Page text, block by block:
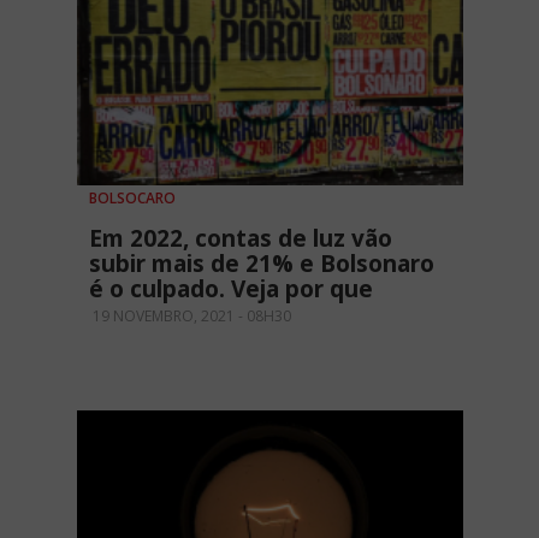
BOLSOCARO
Em 2022, contas de luz vão
subir mais de 21% e Bolsonaro
é o culpado. Veja por que
19 NOVEMBRO, 2021 - 08H30